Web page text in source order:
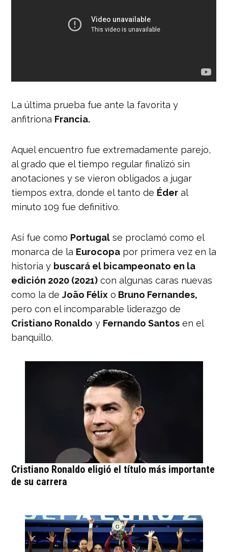
La última prueba fue ante la favorita y
anfitriona Francia.
Aquel encuentro fue extremadamente parejo,
al grado que el tiempo regular finalizó sin
anotaciones y se vieron obligados a jugar
tiempos extra, donde el tanto de Éder al
minuto 109 fue definitivo.
Así fue como Portugal se proclamó como el
monarca de la Eurocopa por primera vez en la
historia y buscará el bicampeonato en la
edición 2020 (2021) con algunas caras nuevas
como la deJoão Félix o Bruno Fernandes,
pero con el incomparable liderazgo de
Cristiano Ronaldo y Fernando Santos en el
banquillo.
Cristiano Ronaldo eligió el título más importante
de su carrera